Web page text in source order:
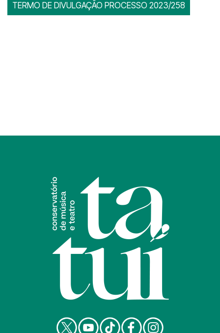
TERMO DE DIVULGAÇÃO PROCESSO 2023/258